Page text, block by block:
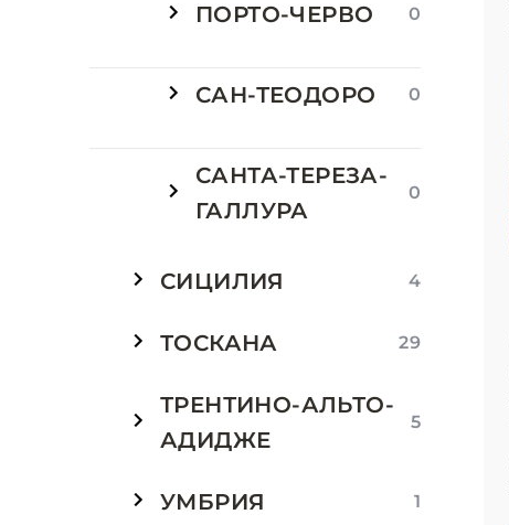
ПОРТО-ЧЕРВО 0
САН-ТЕОДОРО 0
САНТА-ТЕРЕЗА-
ГАЛЛУРА
0
СИЦИЛИЯ 4
ТОСКАНА 29
ТРЕНТИНО-АЛЬТО-
АДИДЖЕ
5
УМБРИЯ 1